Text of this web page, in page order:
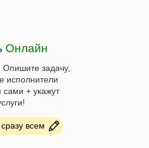
Онлайн
Опишите задачу,
исполнители
сами + укажут
всем